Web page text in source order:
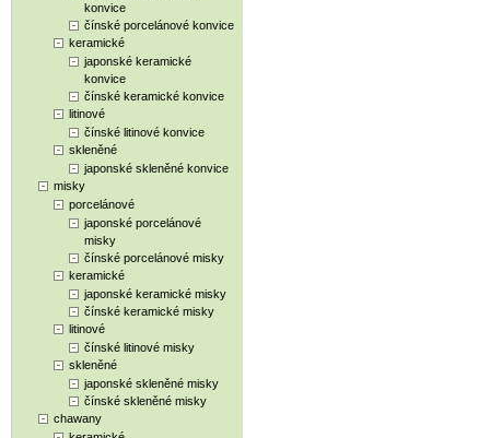
konvice
čínské porcelánové konvice
keramické
japonské keramické
konvice
čínské keramické konvice
litinové
čínské litinové konvice
skleněné
japonské skleněné konvice
misky
porcelánové
japonské porcelánové
misky
čínské porcelánové misky
keramické
japonské keramické misky
čínské keramické misky
litinové
čínské litinové misky
skleněné
japonské skleněné misky
čínské skleněné misky
chawany